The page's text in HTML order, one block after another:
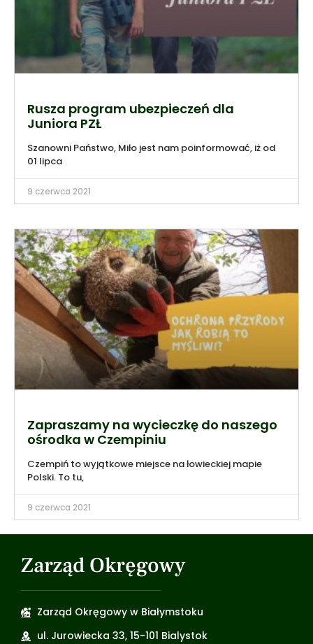
Rusza program ubezpieczeń dla
Juniora PZŁ
Szanowni Państwo, Miło jest nam poinformować, iż od
01 lipca
9 czerwca 2021
Zapraszamy na wycieczkę do naszego
ośrodka w Czempiniu
Czempiń to wyjątkowe miejsce na łowieckiej mapie
Polski. To tu,
9 czerwca 2021
Zarząd Okręgowy
Zarząd Okręgowy w Białymstoku
ul. Jurowiecka 33, 15-101 Bialystok